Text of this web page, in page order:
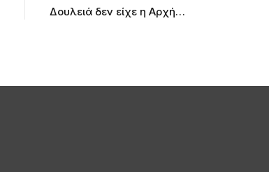
Δουλειά δεν είχε η Αρχή…